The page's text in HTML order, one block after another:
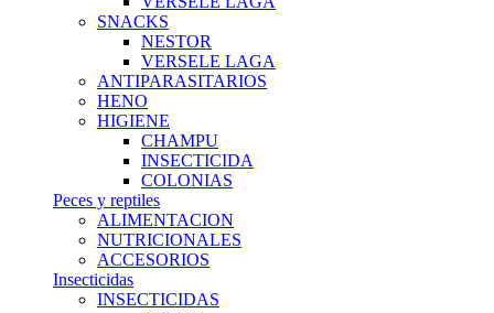
SNACKS
NESTOR
VERSELE LAGA
ANTIPARASITARIOS
HENO
HIGIENE
CHAMPU
INSECTICIDA
COLONIAS
Peces y reptiles
ALIMENTACION
NUTRICIONALES
ACCESORIOS
Insecticidas
INSECTICIDAS